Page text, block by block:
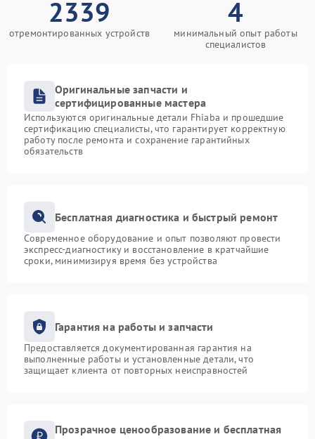
2339
отремонтированных устройств
4
минимальный опыт работы
специалистов
Оригинальные запчасти и
сертифицированные мастера
Используются оригинальные детали Fhiaba и прошедшие
сертификацию специалисты, что гарантирует корректную
работу после ремонта и сохранение гарантийных
обязательств
Бесплатная диагностика и быстрый ремонт
Современное оборудование и опыт позволяют провести
экспресс-диагностику и восстановление в кратчайшие
сроки, минимизируя время без устройства
Гарантия на работы и запчасти
Предоставляется документированная гарантия на
выполненные работы и установленные детали, что
защищает клиента от повторных неисправностей
Прозрачное ценообразование и бесплатная